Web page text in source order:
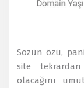
Sözün özü,
site
olacağını